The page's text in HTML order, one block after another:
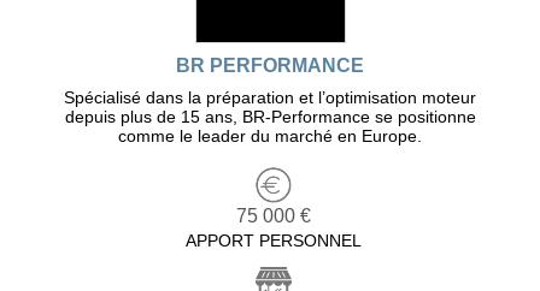
BR PERFORMANCE
Spécialisé dans la préparation et l’optimisation moteur
depuis plus de 15 ans, BR-Performance se positionne
comme le leader du marché en Europe.
75 000 €
APPORT PERSONNEL